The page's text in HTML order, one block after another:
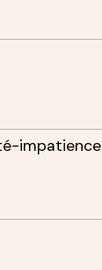
impatience